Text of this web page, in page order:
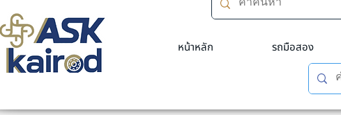
หน้าหลัก รถมือสอง